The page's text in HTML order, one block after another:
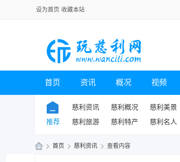
设为首页 收藏本站
首页 资讯 概况 视频
推荐
慈利资讯 慈利概况 慈利美景
慈利旅游
慈利特产 慈利名人
› 首页 › 慈利资讯 › 查看内容